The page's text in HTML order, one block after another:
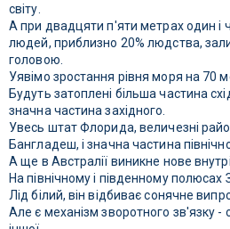
світу.
А при двадцяти п'яти метрах один і
людей, приблизно 20% людства,
головою.
Уявімо зростання рівня моря на 70
Будуть затоплені більша частина
значна частина західного.
Увесь штат Флорида, величезні
Бангладеш, і значна частина
А ще в Австралії виникне нове
На північному і південному полюсах
Лід білий, він відбиває сонячне
Але є механізм зворотного зв'язку -